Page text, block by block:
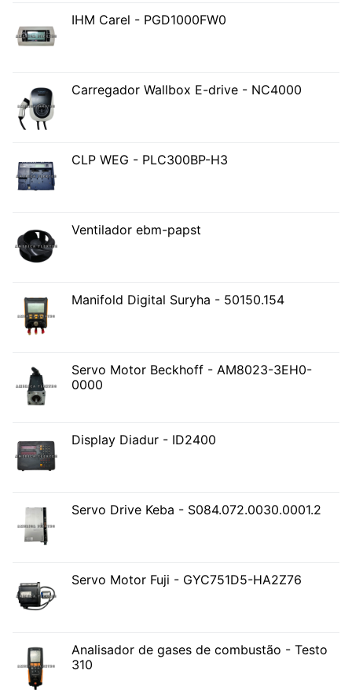
IHM Carel - PGD1000FW0
Carregador Wallbox E-drive - NC4000
CLP WEG - PLC300BP-H3
Ventilador ebm-papst
Manifold Digital Suryha - 50150.154
Servo Motor Beckhoff - AM8023-3EH0-
0000
Display Diadur - ID2400
Servo Drive Keba - S084.072.0030.0001.2
Servo Motor Fuji - GYC751D5-HA2Z76
Analisador de gases de combustão - Testo
310